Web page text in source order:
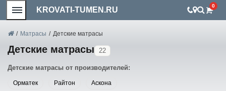
KROVATI-TUMEN.RU 0
/ Матрасы / Детские матрасы
Детские матрасы 22
Детские матрасы от производителей:
Орматек Райтон Аскона